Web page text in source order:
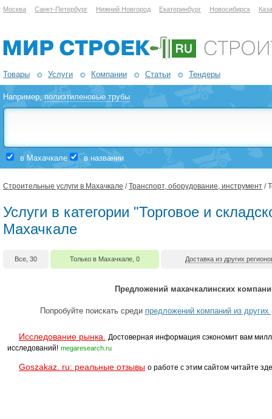
Москва Санкт-Петербург Нижний Новгород Екатеринбург Новосибирск
Товары Услуги Компании Статьи Тендеры
Например,полиэтиленовые трубы
в Махачкале в названии
Строительные услуги в Махачкале /Транспорт, оборудование, инструмент /
Услуги в категории "Торговое и
Махачкале
Все, 30 Только в Махачкале, 0 Доставка из других
Предложений махачкалинских
Попробуйте поискать среди предложений компаний из
Исследование рынка.
Достоверная информация сэкономит вам
исследований! megaresearch.ru
Goszakaz. ru: реальные отзывы о работе с этим сайтом читайте